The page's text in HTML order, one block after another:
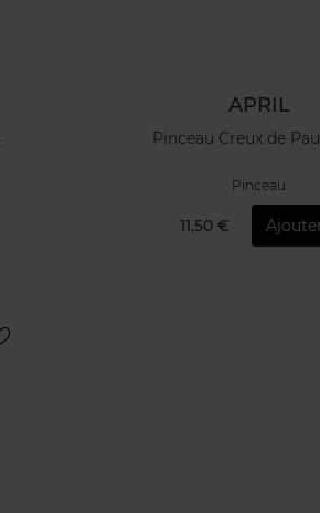
APRIL
Pinceau Creux de
Pinceau
11,50 €